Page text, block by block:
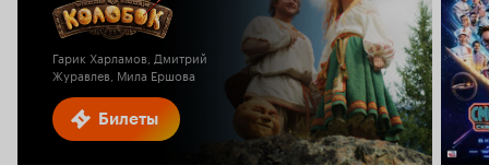
Билеты
Гарик Харламов, Дмитрий
Журавлев, Мила Ершова